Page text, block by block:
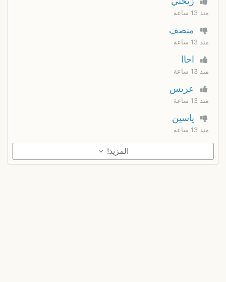
منذ 13 ساعة
منصف
منذ 13 ساعة
احاا
منذ 13 ساعة
عريس
منذ 13 ساعة
ياسين
منذ 13 ساعة
المزيد!